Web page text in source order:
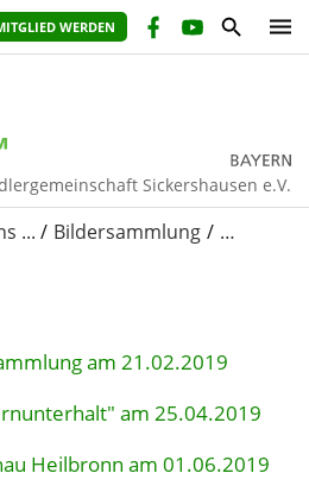
WERDEN
Sickershausen e.V.
... Bildersammlung …
am 21.02.2019
am 25.04.2019
Heilbronn am 01.06.2019